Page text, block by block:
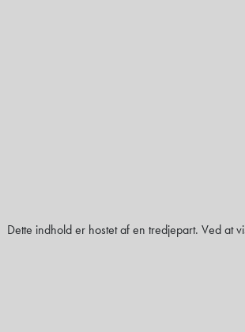
Dette indhold er hostet af en tredjepart. Ved at